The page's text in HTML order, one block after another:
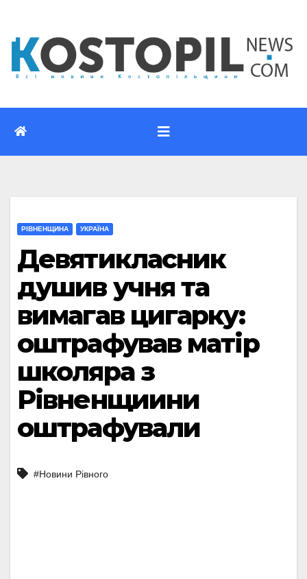
вмісту
РІВНЕНЩИНА УКРАЇНА
Девятикласник
душив учня та
вимагав цигарку:
оштрафував матір
школяра з
Рівненщиини
оштрафували
#Новини Рівного